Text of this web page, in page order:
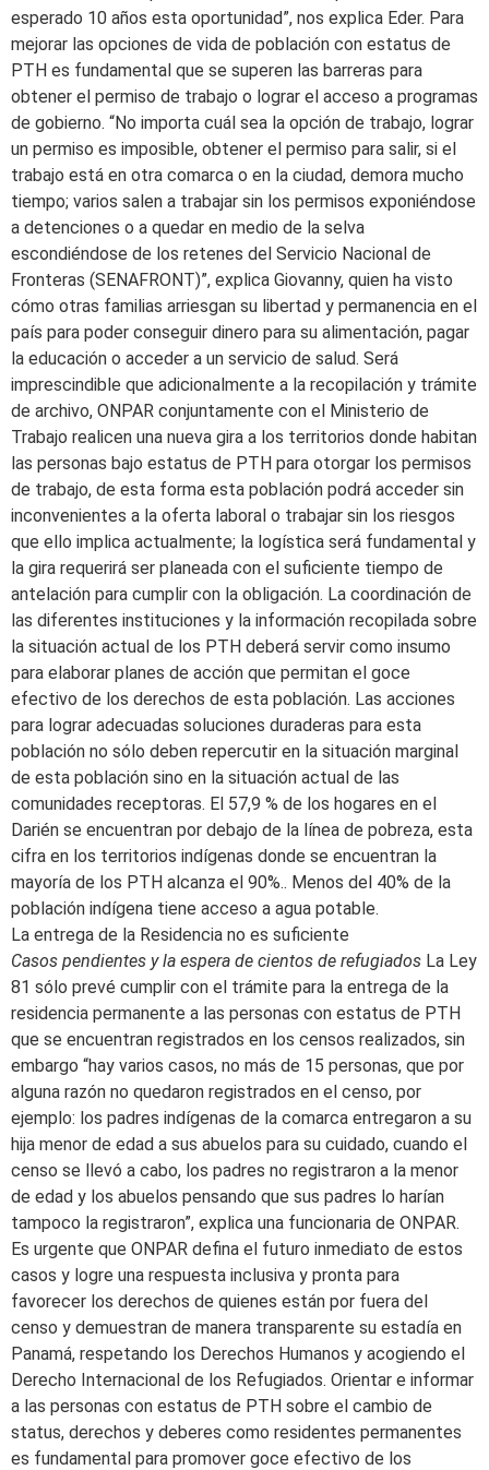
esperado 10 años esta oportunidad”, nos explica Eder. Para
mejorar las opciones de vida de población con estatus de
PTH es fundamental que se superen las barreras para
obtener el permiso de trabajo o lograr el acceso a programas
de gobierno. “No importa cuál sea la opción de trabajo, lograr
un permiso es imposible, obtener el permiso para salir, si el
trabajo está en otra comarca o en la ciudad, demora mucho
tiempo; varios salen a trabajar sin los permisos exponiéndose
a detenciones o a quedar en medio de la selva
escondiéndose de los retenes del Servicio Nacional de
Fronteras (SENAFRONT)”, explica Giovanny, quien ha visto
cómo otras familias arriesgan su libertad y permanencia en el
país para poder conseguir dinero para su alimentación, pagar
la educación o acceder a un servicio de salud. Será
imprescindible que adicionalmente a la recopilación y trámite
de archivo, ONPAR conjuntamente con el Ministerio de
Trabajo realicen una nueva gira a los territorios donde habitan
las personas bajo estatus de PTH para otorgar los permisos
de trabajo, de esta forma esta población podrá acceder sin
inconvenientes a la oferta laboral o trabajar sin los riesgos
que ello implica actualmente; la logística será fundamental y
la gira requerirá ser planeada con el suficiente tiempo de
antelación para cumplir con la obligación. La coordinación de
las diferentes instituciones y la información recopilada sobre
la situación actual de los PTH deberá servir como insumo
para elaborar planes de acción que permitan el goce
efectivo de los derechos de esta población. Las acciones
para lograr adecuadas soluciones duraderas para esta
población no sólo deben repercutir en la situación marginal
de esta población sino en la situación actual de las
comunidades receptoras. El 57,9 % de los hogares en el
Darién se encuentran por debajo de la línea de pobreza, esta
cifra en los territorios indígenas donde se encuentran la
mayoría de los PTH alcanza el 90%.. Menos del 40% de la
población indígena tiene acceso a agua potable.
La entrega de la Residencia no es suficiente
Casos pendientes y la espera de cientos de refugiados La Ley
81 sólo prevé cumplir con el trámite para la entrega de la
residencia permanente a las personas con estatus de PTH
que se encuentran registrados en los censos realizados, sin
embargo “hay varios casos, no más de 15 personas, que por
alguna razón no quedaron registrados en el censo, por
ejemplo: los padres indígenas de la comarca entregaron a su
hija menor de edad a sus abuelos para su cuidado, cuando el
censo se llevó a cabo, los padres no registraron a la menor
de edad y los abuelos pensando que sus padres lo harían
tampoco la registraron”, explica una funcionaria de ONPAR.
Es urgente que ONPAR defina el futuro inmediato de estos
casos y logre una respuesta inclusiva y pronta para
favorecer los derechos de quienes están por fuera del
censo y demuestran de manera transparente su estadía en
Panamá, respetando los Derechos Humanos y acogiendo el
Derecho Internacional de los Refugiados. Orientar e informar
a las personas con estatus de PTH sobre el cambio de
status, derechos y deberes como residentes permanentes
es fundamental para promover goce efectivo de los